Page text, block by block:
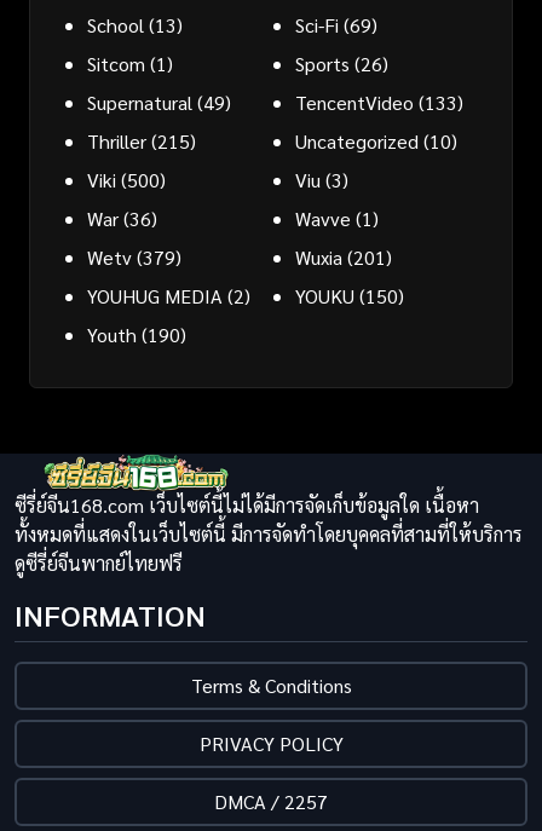
School (13) Sci-Fi (69)
Sitcom (1) Sports (26)
Supernatural (49) TencentVideo (133)
Thriller(215) Uncategorized (10)
Viki (500) Viu (3)
War(36) Wavve (1)
Wetv(379) Wuxia (201)
YOUHUG MEDIA (2) YOUKU (150)
Youth (190)
ซีรี่ย์จีน168.com เว็บไซต์นี้ไม่ได้มีการจัดเก็บข้อมูลใด เนื้อหา
ทั้งหมดที่แสดงในเว็บไซต์นี้ มีการจัดทำโดยบุคคลที่สามที่ให้บริการ
ดูซีรี่ย์จีนพากย์ไทยฟรี
INFORMATION
Terms & Conditions
PRIVACY POLICY
DMCA / 2257